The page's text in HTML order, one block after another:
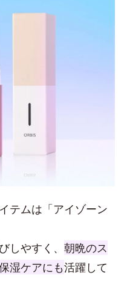
テムは「アイゾーン
しやすく、 朝晩のス
湿ケアにも活躍して